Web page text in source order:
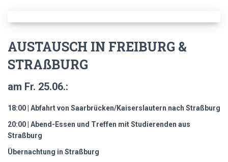
AUSTAUSCH IN FREIBURG &
STRAßBURG
am Fr. 25.06.:
18:00 | Abfahrt von Saarbrücken/Kaiserslautern nach Straßburg
20:00 | Abend-Essen und Treffen mit Studierenden aus
Straßburg
Übernachtung in Straßburg